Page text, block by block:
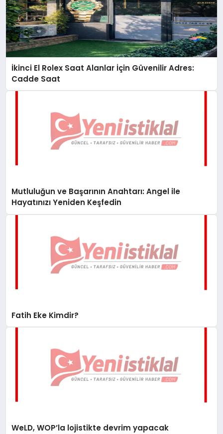
İkinci El Rolex Saat Alanlar İçin Güvenilir Adres:
Cadde Saat
Mutluluğun ve Başarının Anahtarı: Angel ile
Hayatınızı Yeniden Keşfedin
Fatih Eke Kimdir?
WeLD, WOP’la lojistikte devrim yapacak